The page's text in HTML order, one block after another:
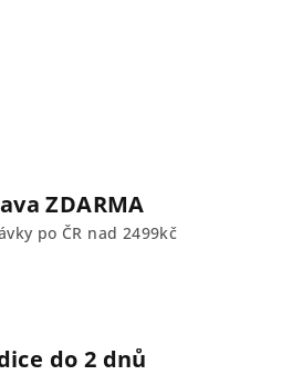
ZDARMA
po ČR nad 2499kč
do 2 dnů